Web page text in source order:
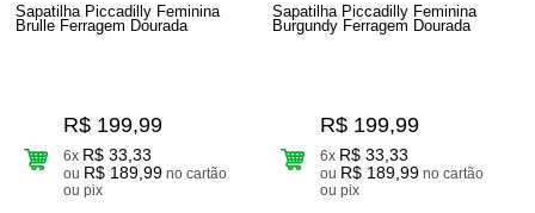
Sapatilha Piccadilly Feminina
Brulle Ferragem Dourada
R$ 199,99
6x R$ 33,33
ou R$ 189,99 no cartão
ou pix
Sapatilha Piccadilly Feminina
Burgundy Ferragem Dourada
R$ 199,99
6x R$ 33,33
ou R$ 189,99 no cartão
ou pix